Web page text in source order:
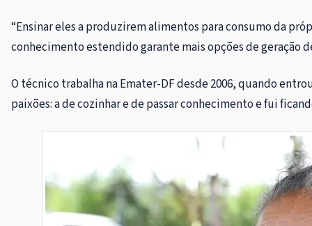
“Ensinar eles a produzirem alimentos para consumo da
conhecimento estendido garante mais opções de geração
O técnico trabalha na Emater-DF desde 2006, quando
paixões: a de cozinhar e de passar conhecimento e fui